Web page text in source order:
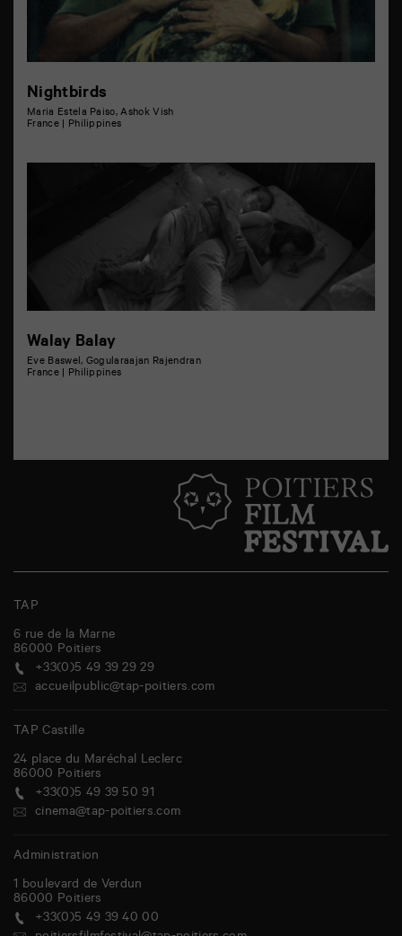
Nightbirds
Maria Estela Paiso, Ashok Vish
France | Philippines
Walay Balay
Eve Baswel, Gogularaajan Rajendran
France | Philippines
TAP
6 rue de la Marne
86000 Poitiers
+33(0)5 49 39 29 29
accueilpublic@tap-poitiers.com
TAP Castille
24 place du Maréchal Leclerc
86000 Poitiers
+33(0)5 49 39 50 91
cinema@tap-poitiers.com
Administration
1 boulevard de Verdun
86000 Poitiers
+33(0)5 49 39 40 00